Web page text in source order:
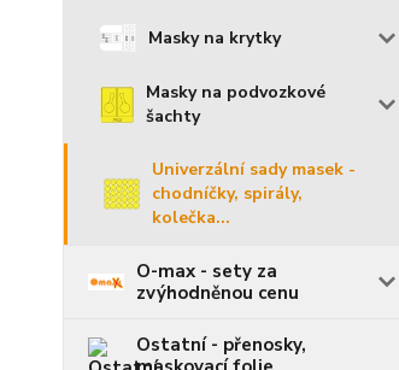
Masky na krytky
Masky na podvozkové
šachty
Univerzální sady masek -
chodníčky, spirály,
kolečka...
O-max - sety za
zvýhodněnou cenu
Ostatní - přenosky,